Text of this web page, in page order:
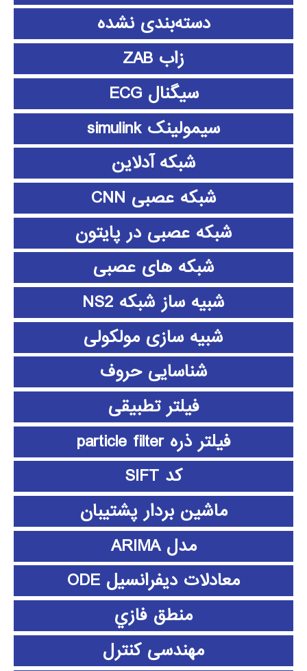
دسته‌بندی نشده
زاب ZAB
سیگنال ECG
سیمولینک simulink
شبکه آدلاین
شبکه عصبی CNN
شبکه عصبی در پایتون
شبکه های عصبی
شبیه ساز شبکه NS2
شبیه سازی مولکولی
شناسایی حروف
فیلتر تطبیقی
فیلتر ذره particle filter
کد SIFT
ماشین بردار پشتیبان
مدل ARIMA
معادلات دیفرانسیل ODE
منطق فازي
مهندسی کنترل